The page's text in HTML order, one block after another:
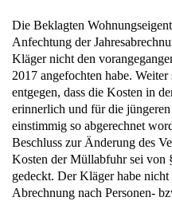
Die Beklagten
Anfechtung der
Kläger nicht den
2017 angefochten habe.
entgegen, dass die Kosten in
erinnerlich und für die
einstimmig so abgerechnet
Beschluss zur Änderung des
Kosten der Müllabfuhr sei von
gedeckt. Der Kläger habe
Abrechnung nach Personen-